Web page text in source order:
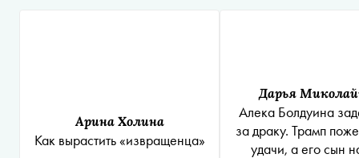
Арина Холина
Как вырастить «извращенца»
Дарья
Алека Болдуина
за драку. Трамп
удачи, а его сын